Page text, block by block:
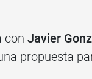
con Javier
propuesta